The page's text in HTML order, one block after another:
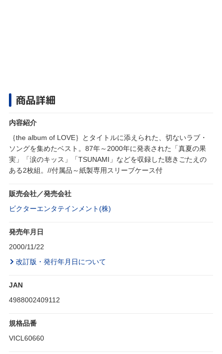
商品詳細
内容紹介
｛the album of LOVE｝とタイトルに添えられた、切ないラブ・
ソングを集めたベスト。87年～2000年に発表された「真夏の果
実」「涙のキッス」「TSUNAMI」などを収録した聴きごたえの
ある2枚組。//付属品～紙製専用スリーブケース付
販売会社／発売会社
ビクターエンタテインメント(株)
発売年月日
2000/11/22
改訂版・発行年月日について
JAN
4988002409112
規格品番
VICL60660